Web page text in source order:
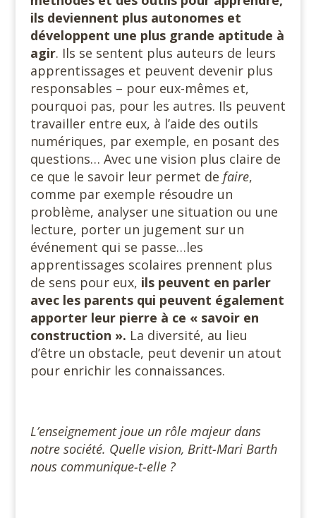
ils deviennent plus autonomes et
développent une plus grande aptitude à
agir. Ils se sentent plus auteurs de leurs
apprentissages et peuvent devenir plus
responsables – pour eux-mêmes et,
pourquoi pas, pour les autres. Ils peuvent
travailler entre eux, à l’aide des outils
numériques, par exemple, en posant des
questions… Avec une vision plus claire de
ce que le savoir leur permet de faire,
comme par exemple résoudre un
problème, analyser une situation ou une
lecture, porter un jugement sur un
événement qui se passe…les
apprentissages scolaires prennent plus
de sens pour eux, ils peuvent en parler
avec les parents qui peuvent également
apporter leur pierre à ce « savoir en
construction ». La diversité, au lieu
d’être un obstacle, peut devenir un atout
pour enrichir les connaissances.
L’enseignement joue un rôle majeur dans
notre société. Quelle vision, Britt-Mari Barth
nous communique-t-elle ?